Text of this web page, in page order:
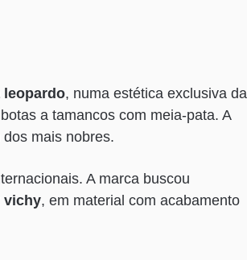
leopardo, numa estética exclusiva da
a tamancos com meia-pata. A
mais nobres.
A marca buscou
vichy, em material com acabamento